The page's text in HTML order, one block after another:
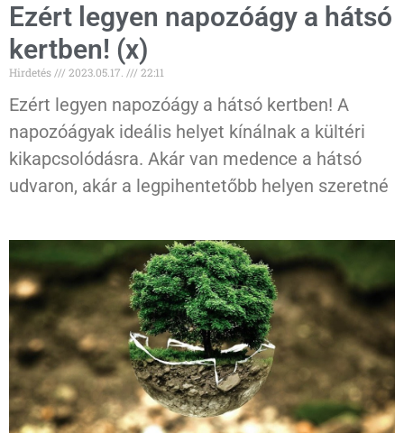
Ezért legyen napozóágy a hátsó
kertben! (x)
Hirdetés 2023.05.17. 22:11
Ezért legyen napozóágy a hátsó kertben! A
napozóágyak ideális helyet kínálnak a kültéri
kikapcsolódásra. Akár van medence a hátsó
udvaron, akár a legpihentetőbb helyen szeretné